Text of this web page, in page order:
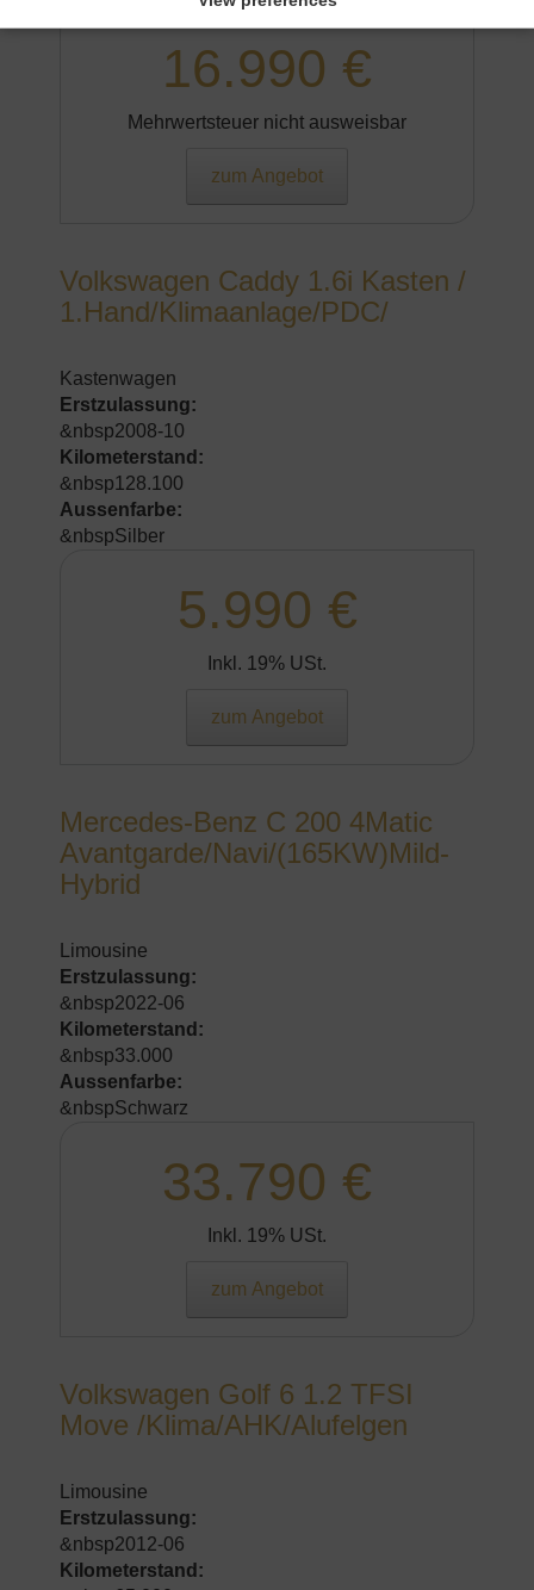
16.990 €
Mehrwertsteuer nicht ausweisbar
zum Angebot
Volkswagen Caddy 1.6i Kasten /
1.Hand/Klimaanlage/PDC/
Kastenwagen
Erstzulassung:
&nbsp2008-10
Kilometerstand:
&nbsp128.100
Aussenfarbe:
&nbspSilber
5.990 €
Inkl. 19% USt.
zum Angebot
Mercedes-Benz C 200 4Matic
Avantgarde/Navi/(165KW)Mild-
Hybrid
Limousine
Erstzulassung:
&nbsp2022-06
Kilometerstand:
&nbsp33.000
Aussenfarbe:
&nbspSchwarz
33.790 €
Inkl. 19% USt.
zum Angebot
Volkswagen Golf 6 1.2 TFSI
Move /Klima/AHK/Alufelgen
Limousine
Erstzulassung:
&nbsp2012-06
Kilometerstand: